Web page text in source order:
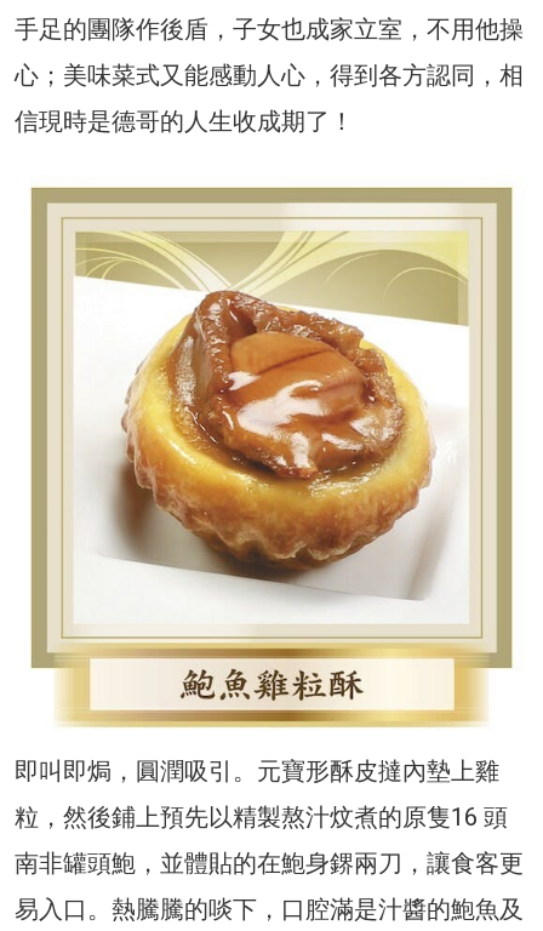
手足的團隊作後盾，子女也成家立室，不用他操
心；美味菜式又能感動人心，得到各方認同，相
信現時是德哥的人生收成期了！
即叫即焗，圓潤吸引。元寶形酥皮撻內墊上雞
粒，然後鋪上預先以精製熬汁炆煮的原隻16 頭
南非罐頭鮑，並體貼的在鮑身鎅兩刀，讓食客更
易入口。熱騰騰的啖下，口腔滿是汁醬的鮑魚及